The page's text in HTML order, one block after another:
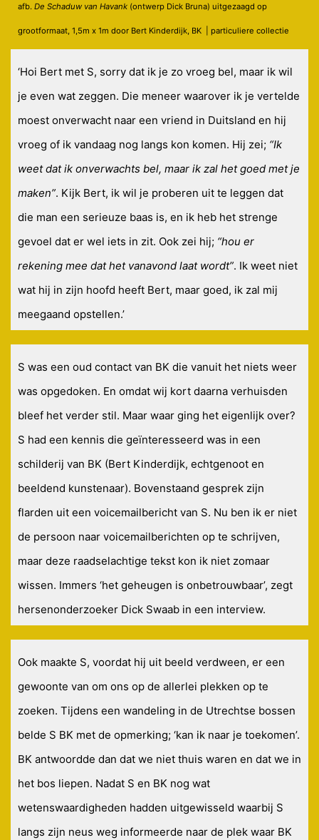
afb. De Schaduw van Havank (ontwerp Dick Bruna) uitgezaagd op
grootformaat, 1,5m x 1m door Bert Kinderdijk, BK | particuliere collectie
‘Hoi Bert met S, sorry dat ik je zo vroeg bel, maar ik wil
je even wat zeggen. Die meneer waarover ik je vertelde
moest onverwacht naar een vriend in Duitsland en hij
vroeg of ik vandaag nog langs kon komen. Hij zei; “Ik
weet dat ik onverwachts bel, maar ik zal het goed met je
maken”. Kijk Bert, ik wil je proberen uit te leggen dat
die man een serieuze baas is, en ik heb het strenge
gevoel dat er wel iets in zit. Ook zei hij; “hou er
rekening mee dat het vanavond laat wordt”. Ik weet niet
wat hij in zijn hoofd heeft Bert, maar goed, ik zal mij
meegaand opstellen.’
S was een oud contact van BK die vanuit het niets weer
was opgedoken. En omdat wij kort daarna verhuisden
bleef het verder stil. Maar waar ging het eigenlijk over?
S had een kennis die geïnteresseerd was in een
schilderij van BK (Bert Kinderdijk, echtgenoot en
beeldend kunstenaar). Bovenstaand gesprek zijn
flarden uit een voicemailbericht van S. Nu ben ik er niet
de persoon naar voicemailberichten op te schrijven,
maar deze raadselachtige tekst kon ik niet zomaar
wissen. Immers ‘het geheugen is onbetrouwbaar’, zegt
hersenonderzoeker Dick Swaab in een interview.
Ook maakte S, voordat hij uit beeld verdween, er een
gewoonte van om ons op de allerlei plekken op te
zoeken. Tijdens een wandeling in de Utrechtse bossen
belde S BK met de opmerking; ‘kan ik naar je toekomen’.
BK antwoordde dan dat we niet thuis waren en dat we in
het bos liepen. Nadat S en BK nog wat
wetenswaardigheden hadden uitgewisseld waarbij S
langs zijn neus weg informeerde naar de plek waar BK